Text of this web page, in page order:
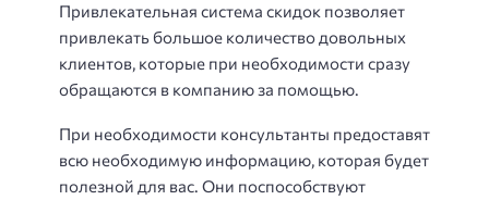
Привлекательная система скидок позволяет
привлекать большое количество довольных
клиентов, которые при необходимости сразу
обращаются в компанию за помощью.
При необходимости консультанты предоставят
всю необходимую информацию, которая будет
полезной для вас. Они поспособствуют